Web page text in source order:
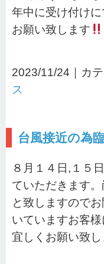
年中に受け付け
お願い致します
2023/11/24｜カテ
ス
台風接近の為
８月１４日,１５
ていただきます
と致しますので
いていますお客
宜しくお願い致し